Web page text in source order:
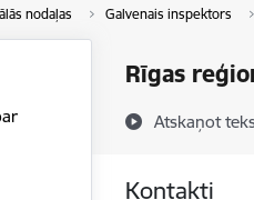
nodaļas Galvenais inspektors
Rīgas
Atskaņot
Kontakti